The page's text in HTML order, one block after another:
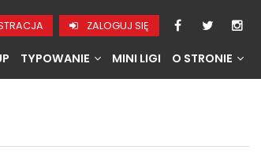
ZALOGUJ SIĘ
TYPOWANIE MINI LIGI O STRONIE